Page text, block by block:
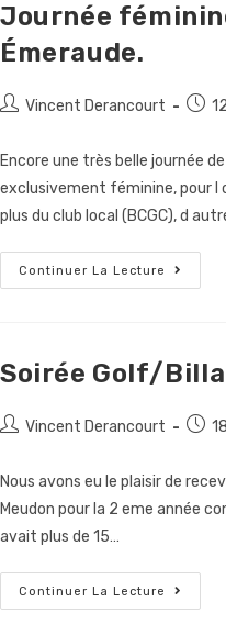
Journée
Émeraude.
Auteur/autrice
la
Vincent Derancourt
Encore une très belle journée
exclusivement féminine, pour l
plus du club local (BCGC), d
Continuer La Lecture
Journée
Soirée Golf/
Auteur/autrice
la
Vincent Derancourt
Nous avons eu le plaisir de
Meudon pour la 2 eme année
avait plus de 15…
Continuer La Lecture
Soirée
Golf/